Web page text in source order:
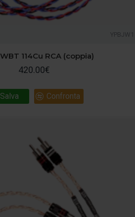
YPBJW1
114Cu RCA (coppia)
420.00€
Salva Confronta